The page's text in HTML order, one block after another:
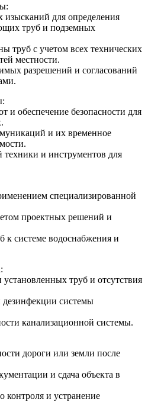
для определения
труб и подземных
труб с учетом всех технических
местности.
разрешений и согласований
и обеспечение безопасности для
и их временное
и инструментов для
специализированной
проектных решений и
системе водоснабжения и
труб и отсутствия
системы
канализационной системы.
дороги или земли после
и сдача объекта в
и устранение